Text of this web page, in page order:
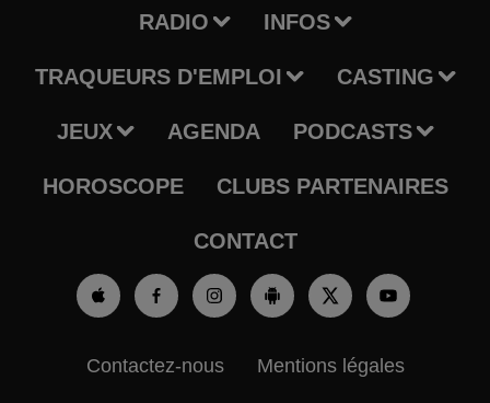
RADIO INFOS
TRAQUEURS D'EMPLOI CASTING
JEUX AGENDA PODCASTS
HOROSCOPE CLUBS PARTENAIRES
CONTACT
Contactez-nous Mentions légales